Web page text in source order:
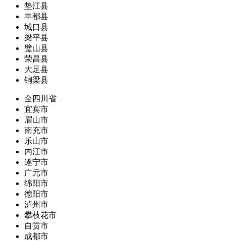
垫江县
丰都县
城口县
梁平县
璧山县
荣昌县
大足县
铜梁县
全四川省
宜宾市
眉山市
南充市
乐山市
内江市
遂宁市
广元市
绵阳市
德阳市
泸州市
攀枝花市
自贡市
成都市